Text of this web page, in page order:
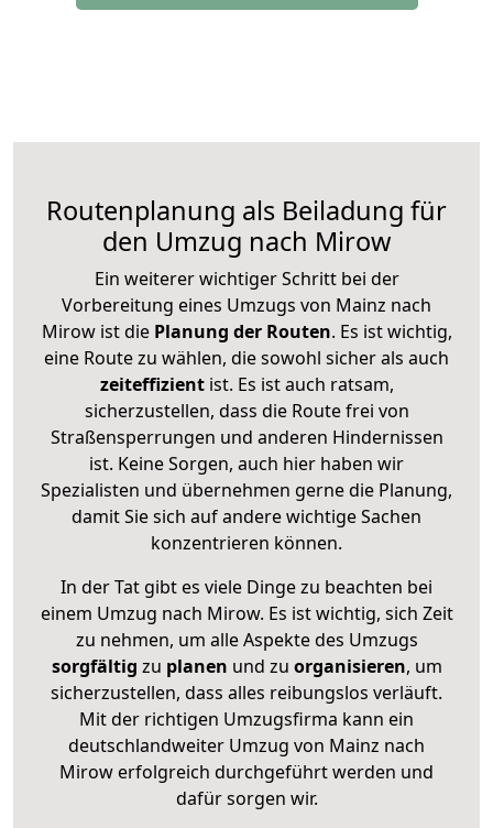
Routenplanung als Beiladung für
den Umzug nach Mirow
Ein weiterer wichtiger Schritt bei der
Vorbereitung eines Umzugs von Mainz nach
Mirow ist diePlanung der Routen. Es ist wichtig,
eine Route zu wählen, die sowohl sicher als auch
zeiteffizientist. Es ist auch ratsam,
sicherzustellen, dass die Route frei von
Straßensperrungen und anderen Hindernissen
ist. Keine Sorgen, auch hier haben wir
Spezialisten und übernehmen gerne die Planung,
damit Sie sich auf andere wichtige Sachen
konzentrieren können.
In der Tat gibt es viele Dinge zu beachten bei
einem Umzug nach Mirow. Es ist wichtig, sich Zeit
zu nehmen, um alle Aspekte des Umzugs
sorgfältig zu planen und zu organisieren, um
sicherzustellen, dass alles reibungslos verläuft.
Mit der richtigen Umzugsfirma kann ein
deutschlandweiter Umzug von Mainz nach
Mirow erfolgreich durchgeführt werden und
dafür sorgen wir.